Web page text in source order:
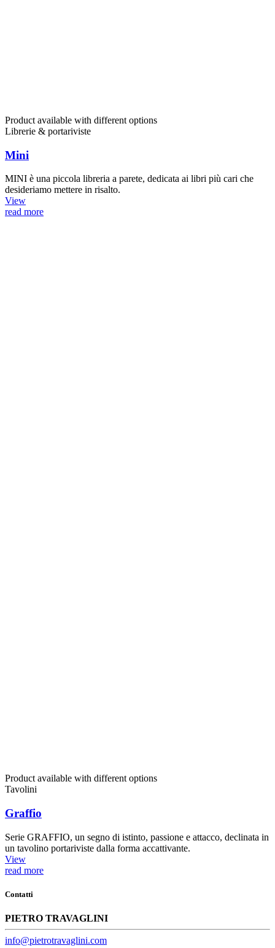
Product available with different options
Librerie & portariviste
Mini
MINI è una piccola libreria a parete, dedicata ai libri più cari che
desideriamo mettere in risalto.
View
read more
Product available with different options
Tavolini
Graffio
Serie GRAFFIO, un segno di istinto, passione e attacco, declinata in
un tavolino portariviste dalla forma accattivante.
View
read more
Contatti
PIETRO TRAVAGLINI
info@pietrotravaglini.com